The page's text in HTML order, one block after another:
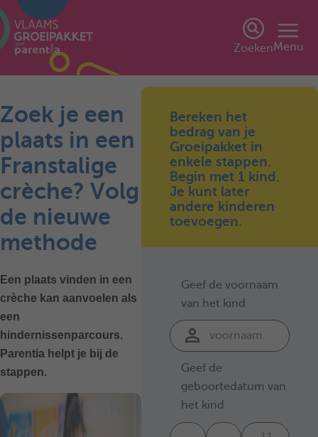
ZoekenMenu
Zoek je een
plaats in een
Franstalige
crèche? Volg
de nieuwe
methode
Een plaats vinden in een
crèche kan aanvoelen als
een
hindernissenparcours.
Parentia helpt je bij de
stappen.
Bereken het
bedrag van je
Groeipakket in
enkele stappen.
Begin met 1 kind.
Je kunt later
andere kinderen
toevoegen.
Geef de voornaam
van het kind
Geef de
geboortedatum van
het kind